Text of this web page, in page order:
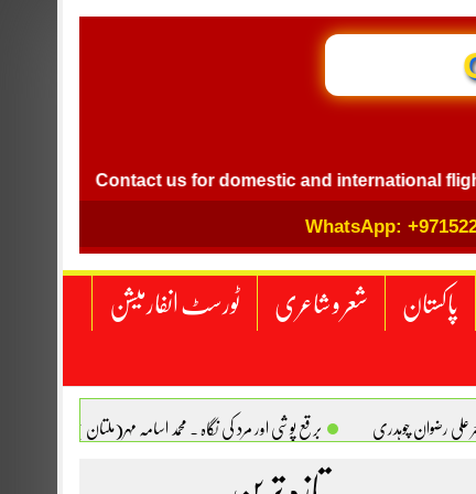
GB
Contact us for domestic and international flight
WhatsApp:
پاکستان شعر و شاعری ٹورسٹ انفارمیشن
علی رضوان چوہدری برقع پوشی اور مرد کی نگاہ . محمد اسامہ مہر(ملتان )